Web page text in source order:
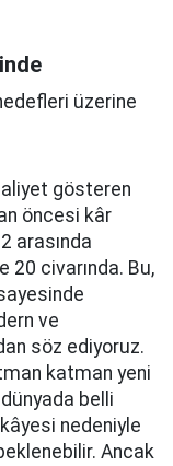
üzerine
gösteren
öncesi kâr
arasında
20 civarında. Bu,
ve
söz ediyoruz.
katman yeni
belli
nedeniyle
Ancak